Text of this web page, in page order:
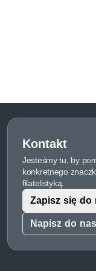
Kontakt
Jesteśmy tu, by
konkretnego
filatelistyką.
Napisz do nas
Zapisz się do